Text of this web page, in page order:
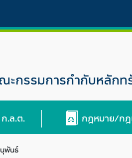
ะกรรมการกำกับหลัก
.ล.ต. กฎหมาย/ก
พันธ์